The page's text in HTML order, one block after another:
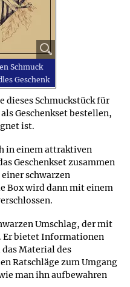
Schmuck
Geschenk
dieses Schmuckstück für
Geschenkset bestellen,
ist.
in einem attraktiven
Geschenkset zusammen
schwarzen
Box wird dann mit einem
Umschlag, der mit
Er bietet Informationen
Material des
Ratschläge zum Umgang
man ihn aufbewahren